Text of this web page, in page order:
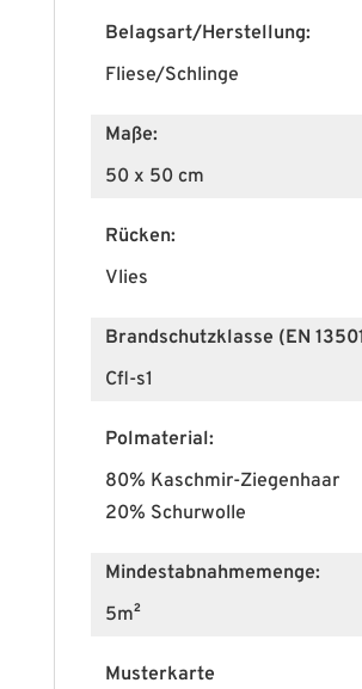
Belagsart/Herstellung:
Fliese/Schlinge
Maße:
50 x 50 cm
Rücken:
Vlies
Brandschutzklasse (EN
Cfl-s1
Polmaterial:
80% Kaschmir-Ziegenhaar
20% Schurwolle
Mindestabnahmemenge:
5m²
Musterkarte